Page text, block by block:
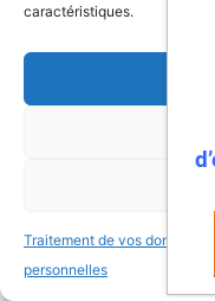
caractéristiques.
Traitement de vos données
personnelles
6 août 2026